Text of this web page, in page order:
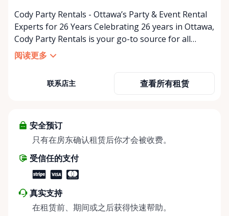
Cody Party Rentals - Ottawa’s Party & Event Rental
Experts for 26 Years Celebrating 26 years in Ottawa,
Cody Party Rentals is your go-to source for all
things party and event rentals. We’re proud to be a
partner of Rent Anything, expanding our offerings
At Cody Party Rentals, we believe in the power of
about more than just saving money; it’s about
helping people enjoy more for less while making a
share instead of buy, we’re all doing our part to
make things easier on Mother Nature.
阅读更多
联系店主 查看所有租赁
安全预订
只有在房东确认租赁后你才会被收费。
受信任的支付
真实支持
在租赁前、期间或之后获得快速帮助。